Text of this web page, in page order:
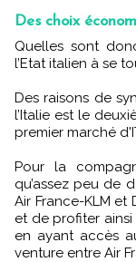
Des choix
Quelles sont donc les raisons qui ont incité finalement
l’Etat italien à se
Des raisons de
l’Italie est le
premier marché
Pour la
qu’assez peu de
Air France-KLM
et de profiter ainsi
en ayant accès
venture entre Air